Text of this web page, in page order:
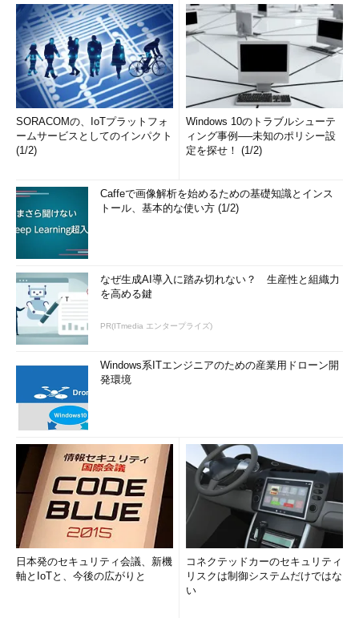
SORACOMの、IoTプラットフォ
ームサービスとしてのインパクト
(1/2)
Windows 10のトラブルシューテ
ィング事例──未知のポリシー設
定を探せ！ (1/2)
Caffeで画像解析を始めるための基礎知識とインス
トール、基本的な使い方 (1/2)
なぜ生成AI導入に踏み切れない？ 生産性と組織力
を高める鍵
PR(ITmedia エンタープライズ)
Windows系ITエンジニアのための産業用ドローン開
発環境
日本発のセキュリティ会議、新機
軸とIoTと、今後の広がりと
コネクテッドカーのセキュリティ
リスクは制御システムだけではな
い